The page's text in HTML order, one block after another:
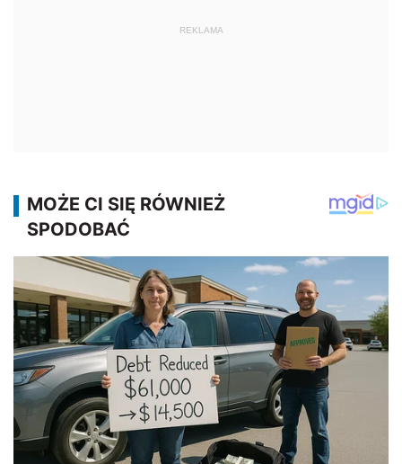
REKLAMA